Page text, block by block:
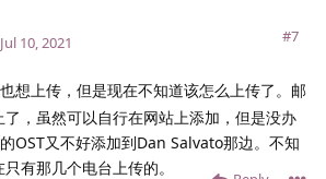
#7
Jul 10, 2021
想上传，但是现在不知道该怎么上传了。邮
，虽然可以自行在网站上添加，但是没办
OST又不好添加到Dan Salvato那边。不知
有那几个电台上传的。